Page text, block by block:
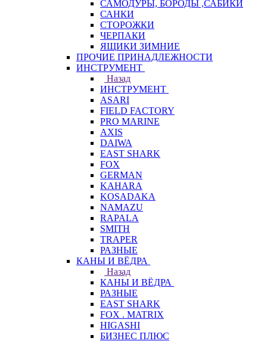
САМОДУРЫ, БОРОДЫ ,САБИКИ
САНКИ
СТОРОЖКИ
ЧЕРПАКИ
ЯЩИКИ ЗИМНИЕ
ПРОЧИЕ ПРИНАДЛЕЖНОСТИ
ИНСТРУМЕНТ
Назад
ИНСТРУМЕНТ
ASARI
FIELD FACTORY
PRO MARINE
AXIS
DAIWA
EAST SHARK
FOX
GERMAN
KAHARA
KOSADAKA
NAMAZU
RAPALA
SMITH
TRAPER
РАЗНЫЕ
КАНЫ И ВЁДРА
Назад
КАНЫ И ВЁДРА
РАЗНЫЕ
EAST SHARK
FOX . MATRIX
HIGASHI
БИЗНЕС ПЛЮС